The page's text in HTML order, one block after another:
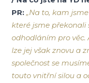
PR: „Na to, kam
které jsme překonali
odhodláním pro věc.
lze jej však znovu a
společnost se
touto vnitřní silou a